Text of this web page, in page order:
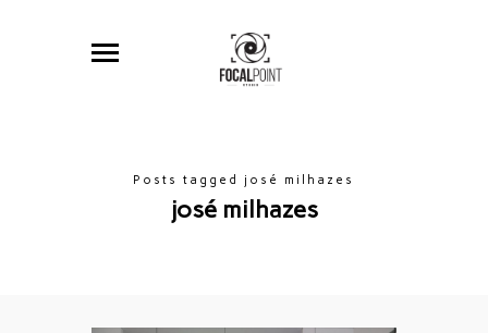
Posts tagged josé milhazes
josé milhazes